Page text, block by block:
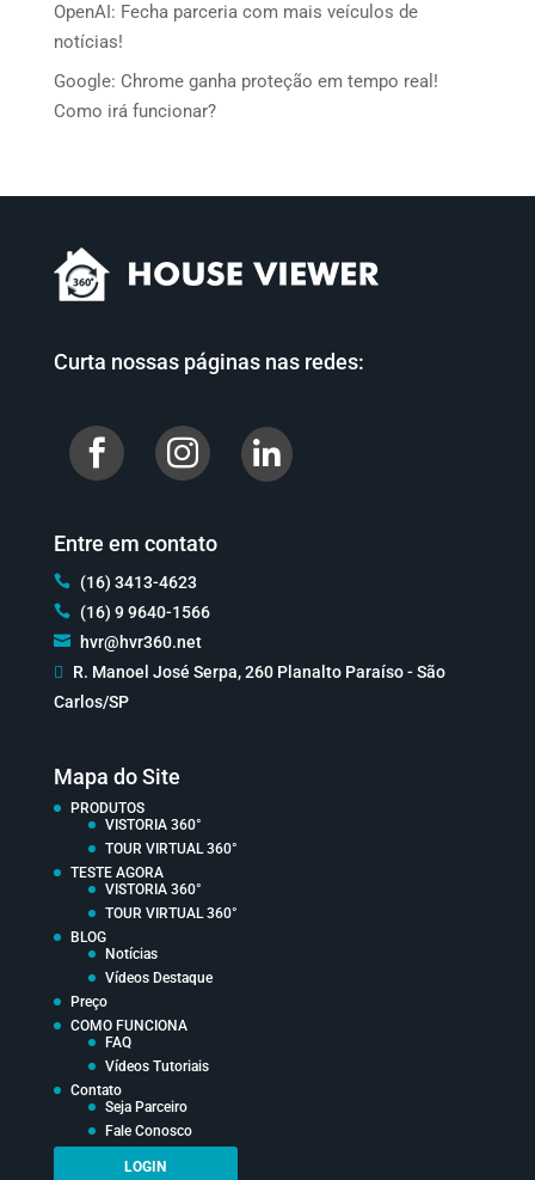
OpenAI: Fecha parceria com mais veículos de
notícias!
Google: Chrome ganha proteção em tempo real!
Como irá funcionar?
Curta nossas páginas nas redes:
 
Entre em contato
 (16) 3413-4623
 (16) 9 9640-1566
 hvr@hvr360.net

R. Manoel José Serpa, 260 Planalto Paraíso - São
Carlos/SP
Mapa do Site
PRODUTOS
VISTORIA 360°
TOUR VIRTUAL 360°
TESTE AGORA
VISTORIA 360°
TOUR VIRTUAL 360°
BLOG
Notícias
Vídeos Destaque
Preço
COMO FUNCIONA
FAQ
Vídeos Tutoriais
Contato
Seja Parceiro
Fale Conosco
LOGIN